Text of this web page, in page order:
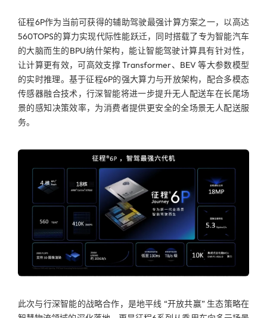
征程6P作为当前可获得的辅助驾驶最强计算方案之一，以高达
560TOPS的算力实现代际性能跃迁，同时搭载了专为智能汽车
的大脑而生的BPU纳什架构，能让智能驾驶计算具有针对性，
让计算更有效，可高效支撑 Transformer、BEV 等大参数模型
的实时推理。基于征程6P的强大算力与开放架构，配合多模态
传感器融合技术，行深智能将进一步提升无人配送车在长尾场
景的感知决策效率，为消费者提供更安全的全场景无人配送服
务。
此次与行深智能的战略合作，是地平线 “开放共赢” 生态策略在